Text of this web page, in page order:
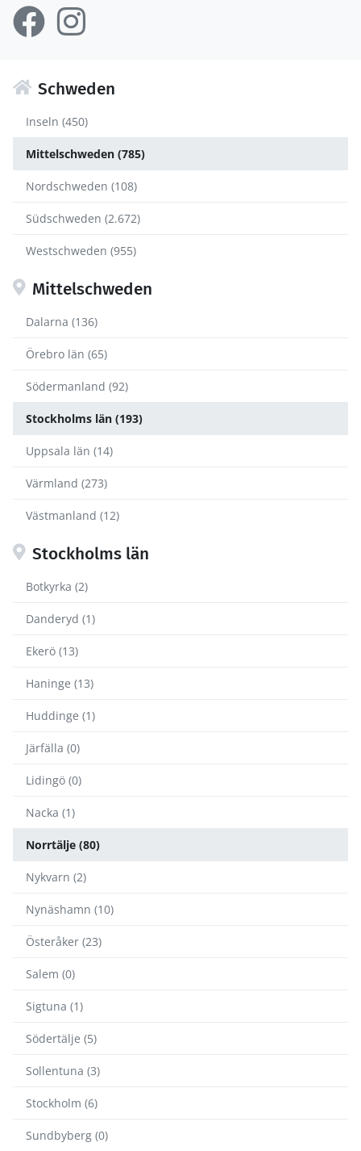
Schweden
Inseln (450)
Mittelschweden (785)
Nordschweden (108)
Südschweden (2.672)
Westschweden (955)
Mittelschweden
Dalarna (136)
Örebro län (65)
Södermanland (92)
Stockholms län (193)
Uppsala län (14)
Värmland (273)
Västmanland (12)
Stockholms län
Botkyrka (2)
Danderyd (1)
Ekerö (13)
Haninge (13)
Huddinge (1)
Järfälla (0)
Lidingö (0)
Nacka (1)
Norrtälje (80)
Nykvarn (2)
Nynäshamn (10)
Österåker (23)
Salem (0)
Sigtuna (1)
Södertälje (5)
Sollentuna (3)
Stockholm (6)
Sundbyberg (0)